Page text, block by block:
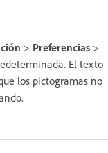
> Preferencias >
El texto
los pictogramas no